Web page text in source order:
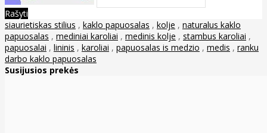
Rašyti
siaurietiskas stilius , kaklo papuosalas , kolje , naturalus kaklo
papuosalas , mediniai karoliai , medinis kolje , stambus karoliai ,
papuosalai , lininis , karoliai , papuosalas is medzio , medis , ranku
darbo kaklo papuosalas
Susijusios prekės